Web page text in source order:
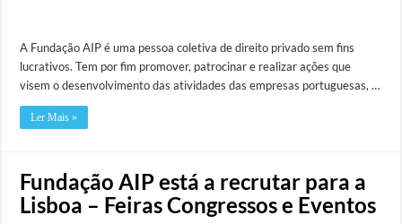
A Fundação AIP é uma pessoa coletiva de direito privado sem fins
lucrativos. Tem por fim promover, patrocinar e realizar ações que
visem o desenvolvimento das atividades das empresas portuguesas, …
Ler Mais »
Fundação AIP está a recrutar para a
Lisboa – Feiras Congressos e Eventos